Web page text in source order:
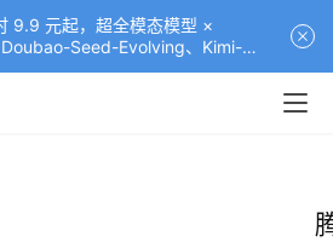
9.9 元起，超全模态模型 ×
Seed-Evolving、Kimi-